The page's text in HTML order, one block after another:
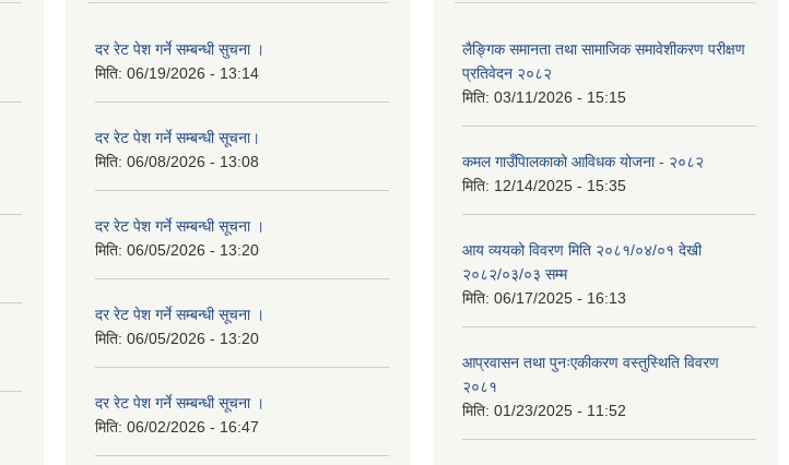
दर रेट पेश गर्ने सम्बन्धी सुचना ।
मिति: 06/19/2026 - 13:14
दर रेट पेश गर्ने सम्बन्धी सूचना।
मिति: 06/08/2026 - 13:08
दर रेट पेश गर्ने सम्बन्धी सूचना ।
मिति: 06/05/2026 - 13:20
दर रेट पेश गर्ने सम्बन्धी सूचना ।
मिति: 06/05/2026 - 13:20
दर रेट पेश गर्ने सम्बन्धी सूचना ।
मिति: 06/02/2026 - 16:47
लैङ्गिक समानता तथा सामाजिक समावेशीकरण परीक्षण
प्रतिवेदन २०८२
मिति: 03/11/2026 - 15:15
कमल गाउँपािलकाको आविधक योजना - २०८२
मिति: 12/14/2025 - 15:35
आय व्ययको विवरण मिति २०८१/०४/०१ देखी
२०८२/०३/०३ सम्म
मिति: 06/17/2025 - 16:13
आप्रवासन तथा पुनःएकीकरण वस्तुस्थिति विवरण
२०८१
मिति: 01/23/2025 - 11:52